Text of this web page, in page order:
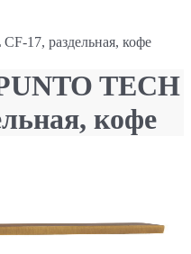
17, раздельная, кофе
TECH
кофе